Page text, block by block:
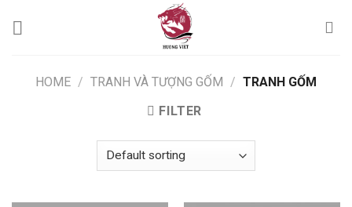
HOME / TRANH VÀ TƯỢNG GỐM / TRANH GỐM
FILTER